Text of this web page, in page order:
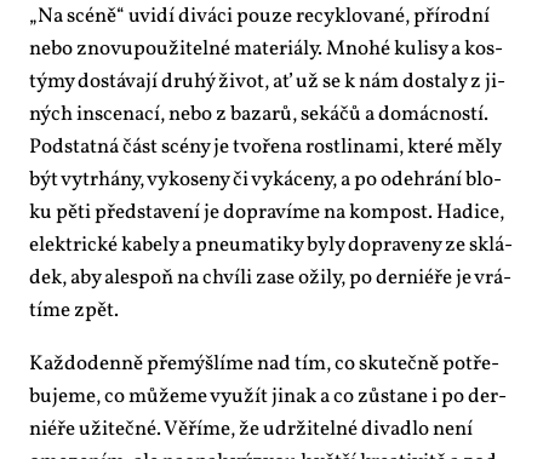
„Na scé­ně“ uvi­dí di­vá­ci pou­ze recyklo­va­né, pří­rod­ní
ne­bo zno­vupo­u­ži­tel­né ma­te­ri­á­ly. Mno­hé ku­li­sy a kos­
týmy do­stá­va­jí dru­hý ži­vot, ať už se k nám do­sta­ly z ji­
ných in­sce­na­cí, ne­bo z ba­za­rů, se­ká­čů a do­mác­nos­tí.
Pod­stat­ná část scé­ny je tvo­ře­na rost­li­na­mi, kte­ré mě­ly
být vy­tr­há­ny, vy­ko­se­ny či vy­ká­ce­ny, a po ode­hrá­ní blo­
ku pě­ti před­sta­ve­ní je do­pra­ví­me na kom­post. Ha­di­ce,
elek­tric­ké ka­be­ly a pne­u­ma­ti­ky by­ly do­pra­ve­ny ze sklá­
dek, aby ale­spoň na chví­li za­se oži­ly, po der­ni­é­ře je vrá­
tí­me zpět.
Kaž­do­den­ně pře­mýš­lí­me nad tím, co sku­teč­ně po­tře­
bu­je­me, co mů­že­me vy­u­žít ji­nak a co zů­sta­ne i po der­
ni­é­ře uži­teč­né. Vě­ří­me, že udr­ži­tel­né di­va­dlo ne­ní